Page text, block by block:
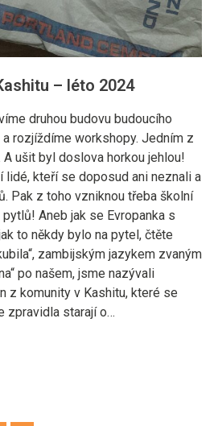
– léto 2024
druhou budovu budoucího
rozjíždíme workshopy. Jedním z
ušit byl doslova horkou jehlou!
kteří se doposud ani neznali a
Pak z toho vzniknou třeba školní
Aneb jak se Evropanka s
to někdy bylo na pytel, čtěte
zambijským jazykem zvaným
po našem, jsme nazývali
z komunity v Kashitu, které se
zpravidla starají o…